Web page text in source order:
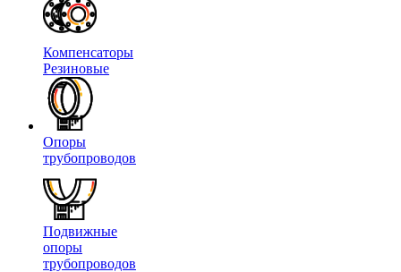
Компенсаторы
Резиновые
Опоры
трубопроводов
Подвижные
опоры
трубопроводов